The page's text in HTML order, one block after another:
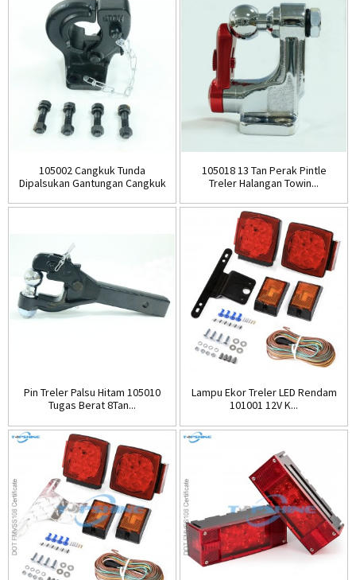
105002 Cangkuk Tunda
Dipalsukan Gantungan Cangkuk
105018 13 Tan Perak Pintle
Treler Halangan Towin...
Pin Treler Palsu Hitam 105010
Tugas Berat 8Tan...
Lampu Ekor Treler LED Rendam
101001 12V K...